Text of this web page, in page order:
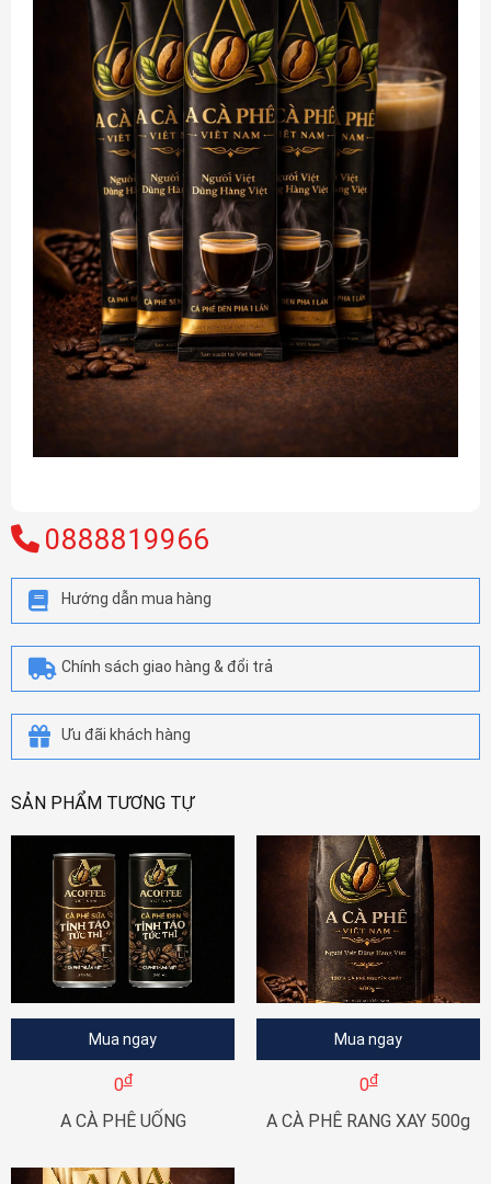
0888819966
Hướng dẫn mua hàng
Chính sách giao hàng & đổi trả
Ưu đãi khách hàng
SẢN PHẨM TƯƠNG TỰ
Mua ngay
0đ
A CÀ PHÊ UỐNG
Mua ngay
0đ
A CÀ PHÊ RANG XAY 500g